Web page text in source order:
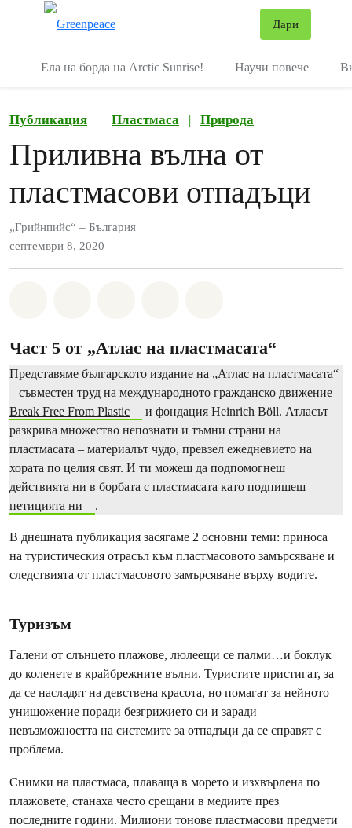
Дари
Ела на борда на Arctic Sunrise! Научи повече
Публикация Пластмаса | Природа
Приливна вълна от
пластмасови отпадъци
„Грийнпийс“ – България
септември 8, 2020
Част 5 от „Атлас на пластмасата“
Представяме българското издание на „Атлас на пластмасата“
– съвместен труд на международното гражданско движение
Break Free From Plastic
и фондация Heinrich Böll. Атласът
разкрива множество непознати и тъмни страни на
пластмасата – материалът чудо, превзел ежедневието на
хората по целия свят. И ти можеш да подпомогнеш
действията ни в борбата с пластмасата като подпишеш
петицията ни
.
В днешната публикация засягаме 2 основни теми: приноса
на туристическия отрасъл към пластмасовото замърсяване и
следствията от пластмасовото замърсяване върху водите.
Туризъм
Галени от слънцето плажове, люлеещи се палми…и боклук
до коленете в крайбрежните вълни. Туристите пристигат, за
да се насладят на девствена красота, но помагат за нейното
унищожение поради безгрижието си и заради
невъзможността на системите за отпадъци да се справят с
проблема.
Снимки на пластмаса, плаваща в морето и изхвърлена по
плажовете, станаха често срещани в медиите през
последните години. Милиони тонове пластмасови предмети